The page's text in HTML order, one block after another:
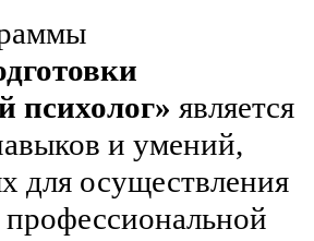
является
и умений,
для осуществления